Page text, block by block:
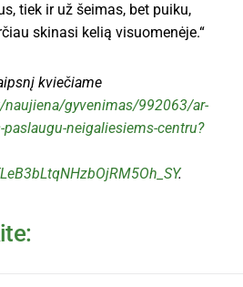
tiek ir už šeimas, bet puiku,
skinasi kelią visuomenėje.“
kviečiame
gyvenimas/992063/ar-
neigaliesiems-centru?
.